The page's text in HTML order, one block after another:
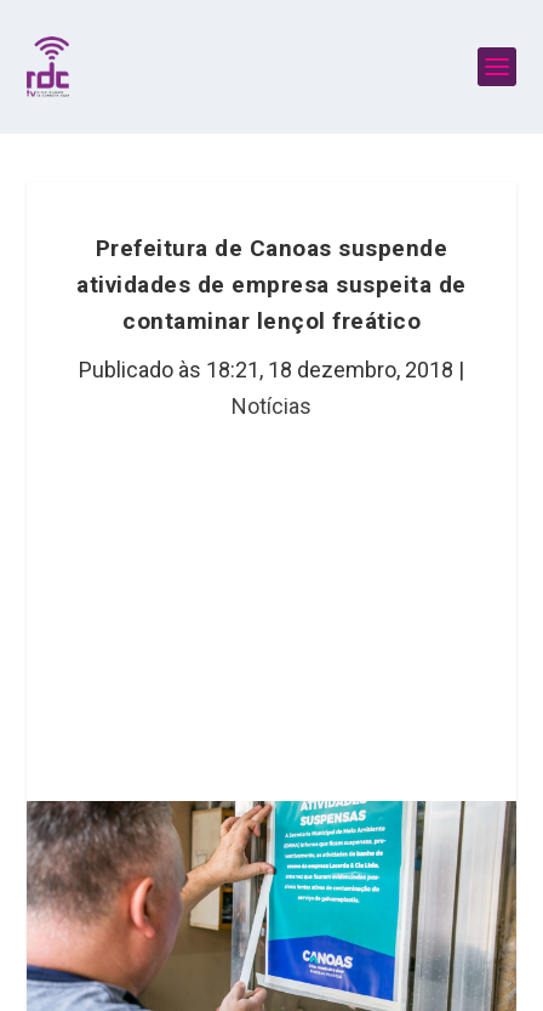
Prefeitura de Canoas suspende
atividades de empresa suspeita de
contaminar lençol freático
Publicado às 18:21, 18 dezembro, 2018 |
Notícias